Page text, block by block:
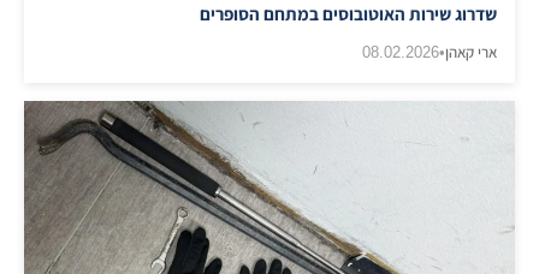
שדרוג שירות האוטובוסים במתחם הסופרים
ארי קאהן•
08.02.2026